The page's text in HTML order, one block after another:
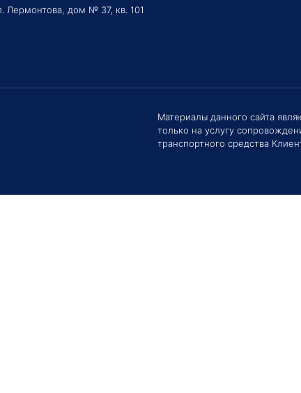
Лермонтова, дом № 37, кв. 101
Материалы данного сайта
только на услугу
транспортного средства